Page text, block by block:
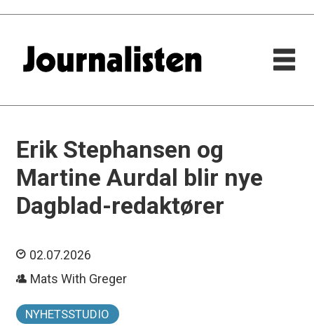
Erik Stephansen og
Martine Aurdal blir nye
Dagblad-redaktører
02.07.2026
Mats With Greger
NYHETSSTUDIO